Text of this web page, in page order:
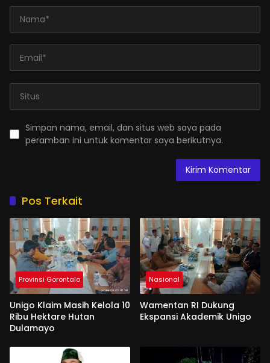
Simpan nama, email, dan situs web saya pada
peramban ini untuk komentar saya berikutnya.
Pos Terkait
Provinsi Gorontalo
Unigo Klaim Masih Kelola 10
Ribu Hektare Hutan
Dulamayo
Nasional
Wamentan RI Dukung
Ekspansi Akademik Unigo